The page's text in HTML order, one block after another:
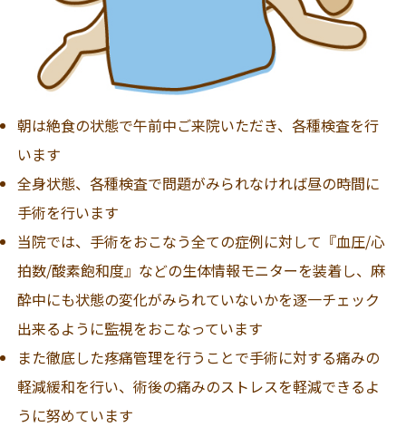
朝は絶食の状態で午前中ご来院いただき、各種検査を行
います
全身状態、各種検査で問題がみられなければ昼の時間に
手術を行います
当院では、手術をおこなう全ての症例に対して『血圧/心
拍数/酸素飽和度』などの生体情報モニターを装着し、麻
酔中にも状態の変化がみられていないかを逐一チェック
出来るように監視をおこなっています
また徹底した疼痛管理を行うことで手術に対する痛みの
軽減緩和を行い、術後の痛みのストレスを軽減できるよ
うに努めています